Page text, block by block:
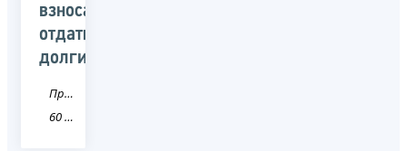
взносам
отдать
долги
Пресса
60 Псковская область